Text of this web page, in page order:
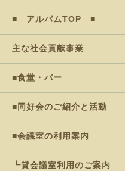
■ アルバムTOP ■
主な社会貢献事業
■食堂・バー
■同好会のご紹介と活動
■会議室の利用案内
┗貸会議室利用のご案内